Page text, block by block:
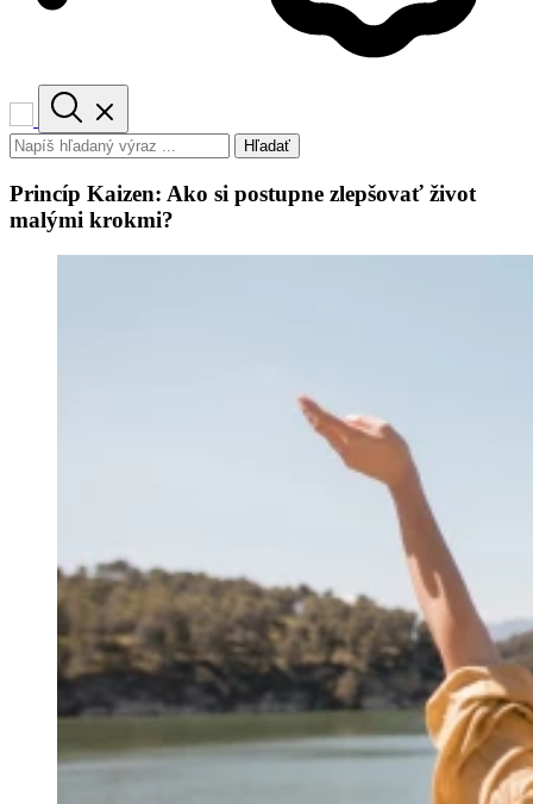
Hľadať
Princíp Kaizen: Ako si postupne zlepšovať život
malými krokmi?